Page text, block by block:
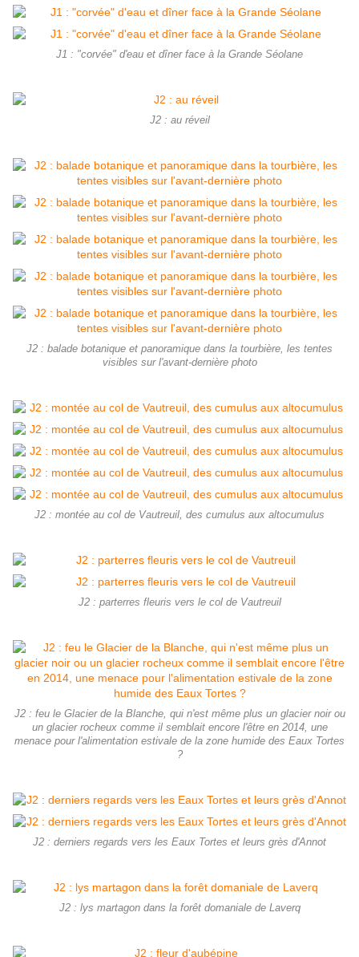
J1 : "corvée" d'eau et dîner face à la Grande Séolane
J2 : au réveil
J2 : balade botanique et panoramique dans la tourbière, les tentes
visibles sur l'avant-dernière photo
J2 : montée au col de Vautreuil, des cumulus aux altocumulus
J2 : parterres fleuris vers le col de Vautreuil
J2 : feu le Glacier de la Blanche, qui n'est même plus un glacier noir ou
un glacier rocheux comme il semblait encore l'être en 2014, une
menace pour l'alimentation estivale de la zone humide des Eaux Tortes
?
J2 : derniers regards vers les Eaux Tortes et leurs grès d'Annot
J2 : lys martagon dans la forêt domaniale de Laverq